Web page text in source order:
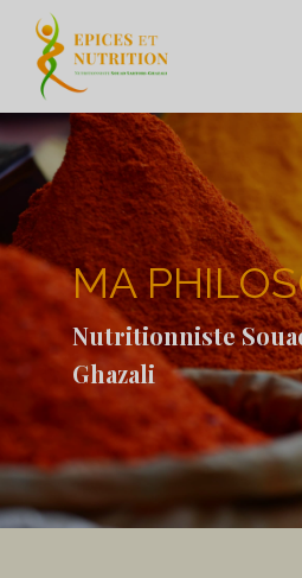
MA
Nutritionniste
Ghazali